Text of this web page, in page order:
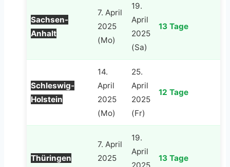
Sachsen-
Anhalt
7. April
2025
(Mo)
19.
April
2025
(Sa)
13 Tage
Schleswig-
Holstein
14.
April
2025
(Mo)
25.
April
2025
(Fr)
12 Tage
Thüringen
7. April
2025
19.
April
13 Tage